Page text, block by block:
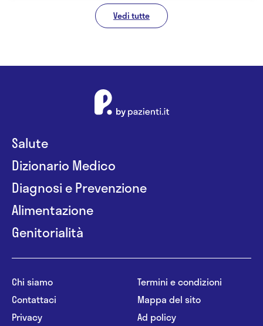
Vedi tutte
Salute
Dizionario Medico
Diagnosi e Prevenzione
Alimentazione
Genitorialità
Chi siamo
Contattaci
Privacy
Termini e condizioni
Mappa del sito
Ad policy